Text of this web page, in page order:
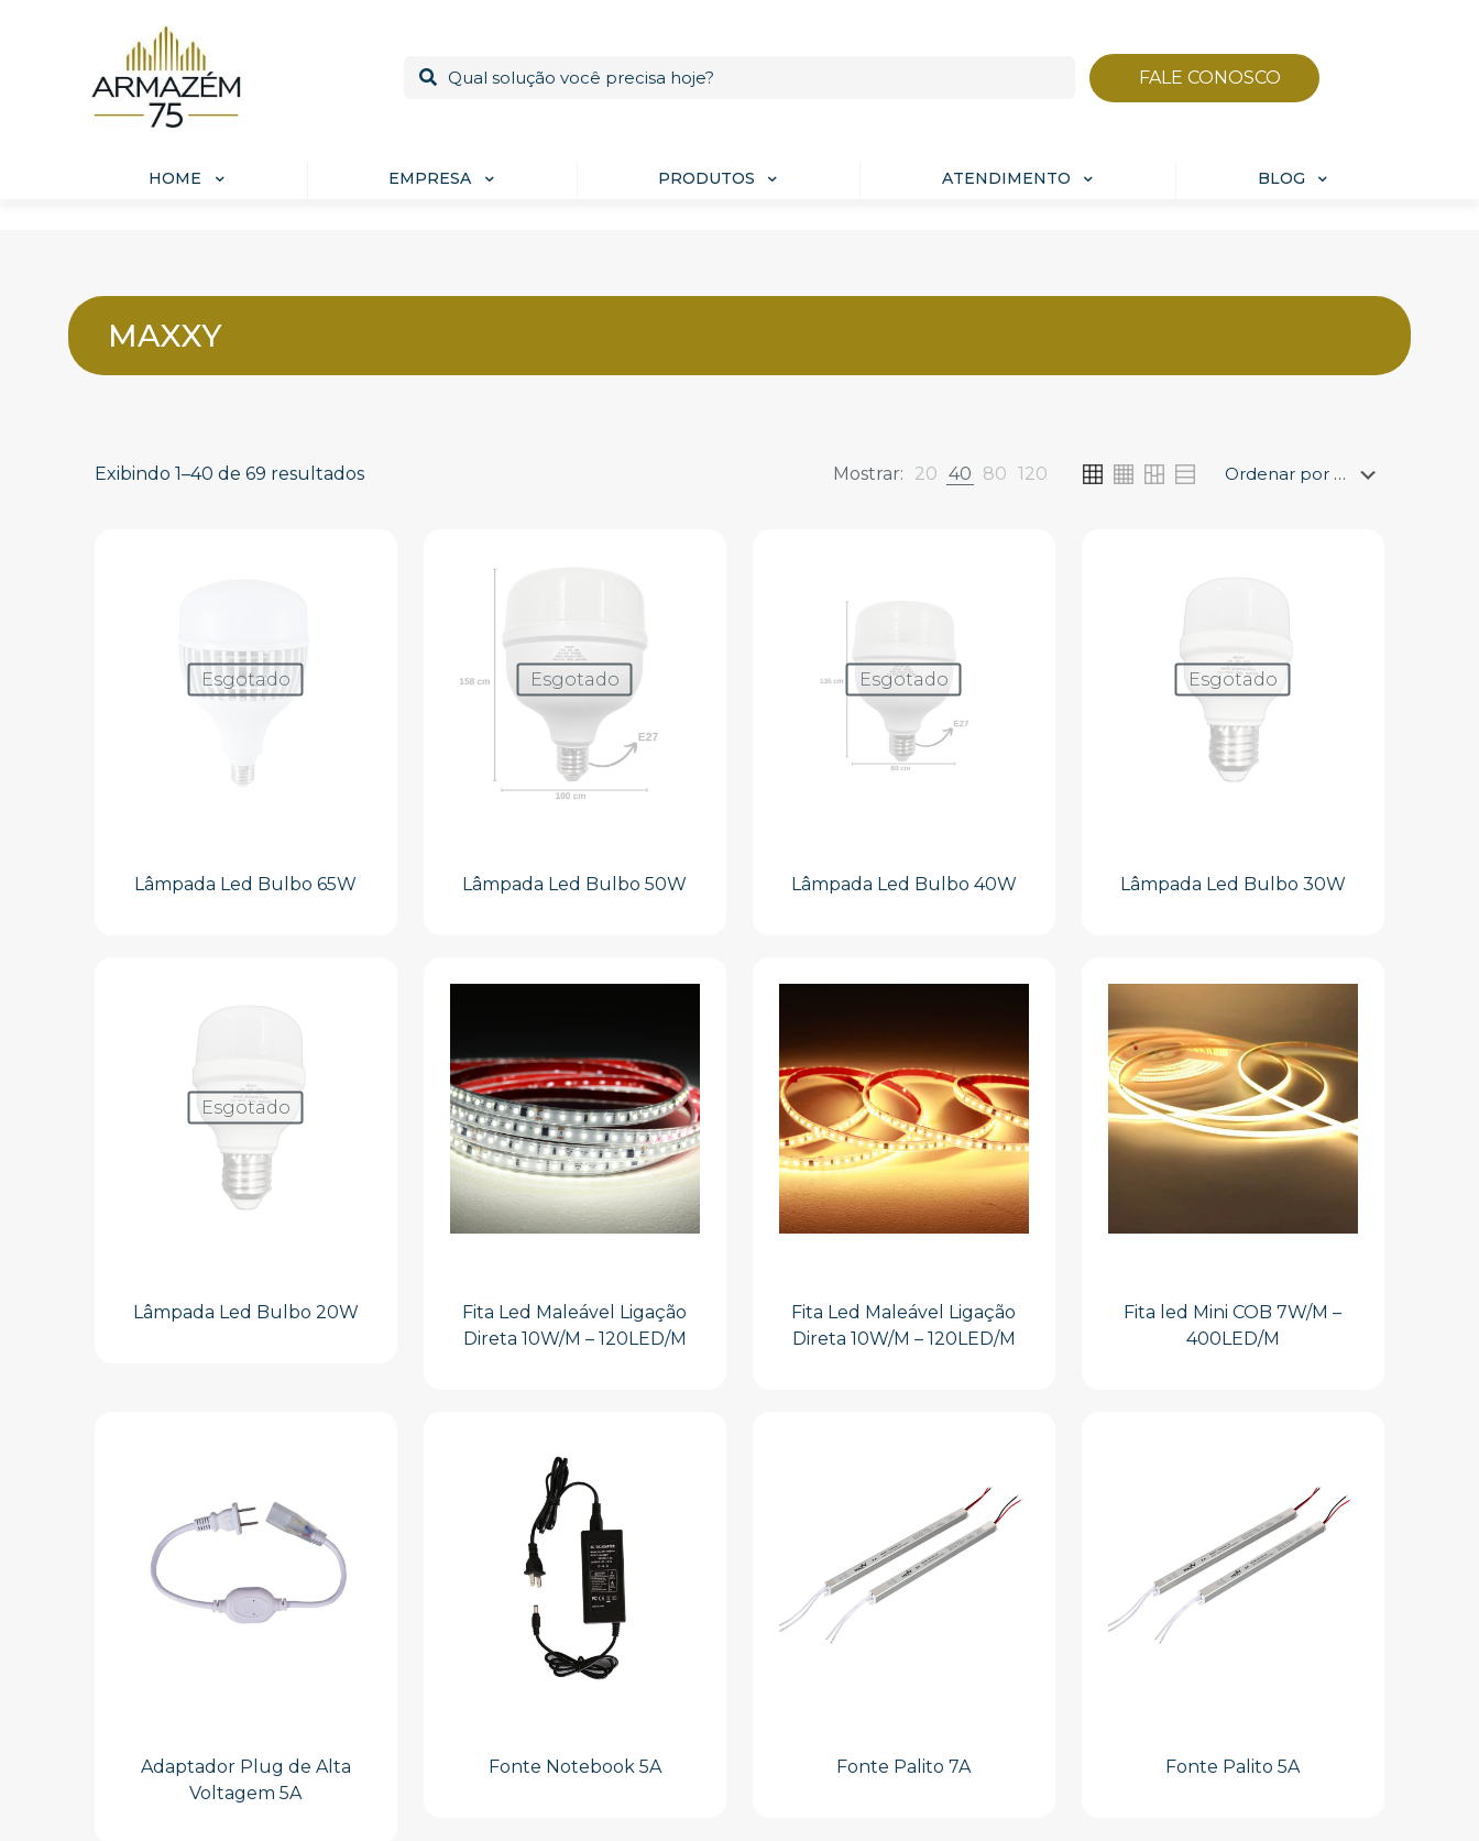
FALE CONOSCO
HOME EMPRESA PRODUTOS ATENDIMENTO BLOG
MAXXY
Exibindo 1–40 de 69 resultados Mostrar: 20 40 80 120
Esgotado
Lâmpada Led Bulbo 65W
Esgotado
Lâmpada Led Bulbo 50W
Esgotado
Lâmpada Led Bulbo 40W
Esgotado
Lâmpada Led Bulbo 30W
Esgotado
Lâmpada Led Bulbo 20W
Fita Led Maleável Ligação
Direta 10W/M – 120LED/M
Fita Led Maleável Ligação
Direta 10W/M – 120LED/M
Fita led Mini COB 7W/M –
400LED/M
Adaptador Plug de Alta
Voltagem 5A
Fonte Notebook 5A Fonte Palito 7A Fonte Palito 5A